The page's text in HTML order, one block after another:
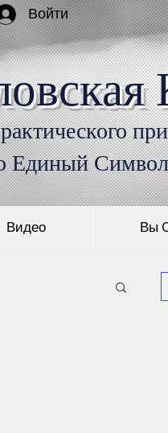
Войти
Единый
Видео Вы